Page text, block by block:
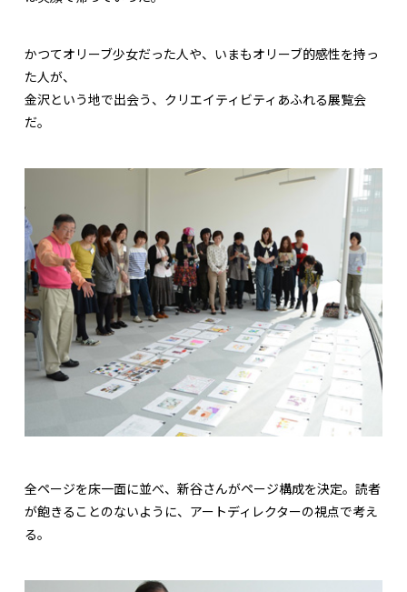
かつてオリーブ少女だった人や、いまもオリーブ的感性を持っ
た人が、
金沢という地で出会う、クリエイティビティあふれる展覧会
だ。
全ページを床一面に並べ、新谷さんがページ構成を決定。読者
が飽きることのないように、アートディレクターの視点で考え
る。